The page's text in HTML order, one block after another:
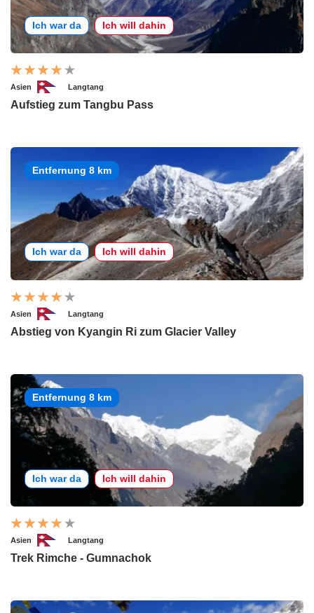
Ich war da Ich will dahin
Asien Langtang
Aufstieg zum Tangbu Pass
Entfernung 8 km
Ich war da Ich will dahin
Asien Langtang
Abstieg von Kyangin Ri zum Glacier Valley
Entfernung 8 km
Ich war da Ich will dahin
Asien Langtang
Trek Rimche - Gumnachok